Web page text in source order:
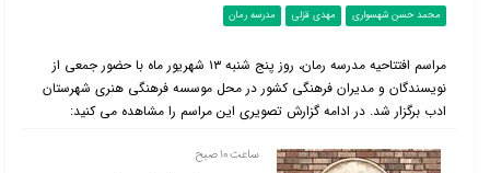
محمد حسن شهسواری
مهدی قزلی مدرسه رمان
مراسم افتتاحیه مدرسه رمان، روز پنج شنبه ۱۳ شهریور ماه با حضور جمعی از
نویسندگان و مدیران فرهنگی کشور در محل موسسه فرهنگی هنری شهرستان
ادب برگزار شد. در ادامه گزارش تصویری این مراسم را مشاهده می کنید:
ساعت ۱٠ صبح